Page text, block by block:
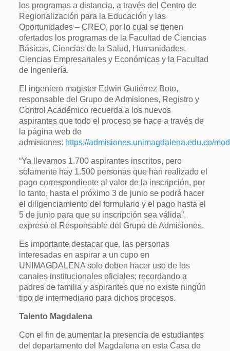
los programas a distancia, a través del Centro de
Regionalización para la Educación y las
Oportunidades – CREO, por lo cual se tienen
ofertados los programas de la Facultad de Ciencias
Básicas, Ciencias de la Salud, Humanidades,
Ciencias Empresariales y Económicas y la Facultad
de Ingeniería.
El ingeniero magister Edwin Gutiérrez Boto,
responsable del Grupo de Admisiones, Registro y
Control Académico recuerda a los nuevos
aspirantes que todo el proceso se hace a través de
la página web de
admisiones: https://admisiones.unimagdalena.edu.co/
“Ya llevamos 1.700 aspirantes inscritos, pero
solamente hay 1.500 personas que han realizado el
pago correspondiente al valor de la inscripción, por
lo tanto, hasta el próximo 3 de junio se podrá hacer
el diligenciamiento del formulario y el pago hasta el
5 de junio para que su inscripción sea válida”,
expresó el Responsable del Grupo de Admisiones.
Es importante destacar que, las personas
interesadas en aspirar a un cupo en
UNIMAGDALENA solo deben hacer uso de los
canales institucionales oficiales; recordando a
padres de familia y aspirantes que no existe ningún
tipo de intermediario para dichos procesos.
Talento Magdalena
Con el fin de aumentar la presencia de estudiantes
del departamento del Magdalena en esta Casa de